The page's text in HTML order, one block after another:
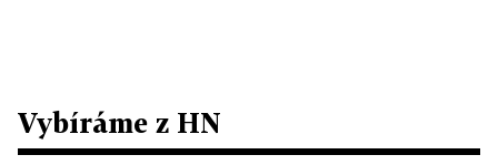
Vybíráme z HN